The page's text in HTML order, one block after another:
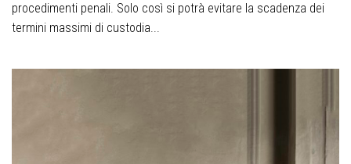
procedimenti penali. Solo così si potrà evitare la scadenza dei
termini massimi di custodia...